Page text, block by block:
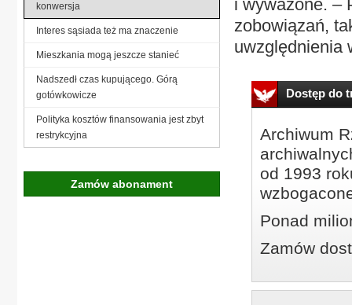
i wyważone. –
zobowiązań,
uwzględnienia
Dostęp do
Archiwum
od 1993
Ponad
Zamów
konwersja
Interes sąsiada też ma znaczenie
Mieszkania mogą jeszcze stanieć
Nadszedł czas kupującego. Górą
gotówkowicze
Polityka kosztów finansowania jest zbyt
restrykcyjna
Zamów abonament